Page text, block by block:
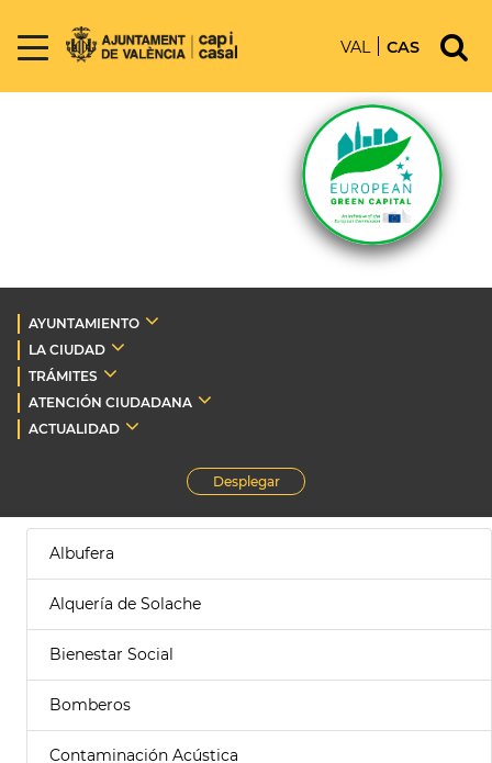
VAL CAS
AYUNTAMIENTO
LA CIUDAD
TRÁMITES
ATENCIÓN CIUDADANA
ACTUALIDAD
Desplegar
Albufera
Alquería de Solache
Bienestar Social
Bomberos
Contaminación Acústica